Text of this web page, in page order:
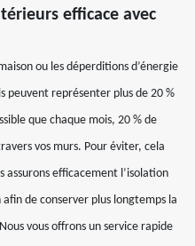
efficace avec
ou les déperditions d’énergie
peuvent représenter plus de 20 %
que chaque mois, 20 % de
vos murs. Pour éviter, cela
assurons efficacement l’isolation
de conserver plus longtemps la
vous offrons un service rapide